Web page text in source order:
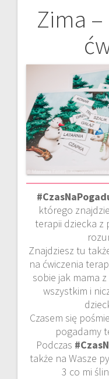
Zima
którego
terapii dziecka z
Znajdziesz tu
na ćwiczenia
sobie jak mama
wszystkim i
Czasem się
pogadamy
Podczas
także na Wasze
3 co mi